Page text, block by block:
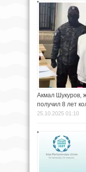
Акмал Шукуров,
получил 8 лет
25.10.2025 01:10